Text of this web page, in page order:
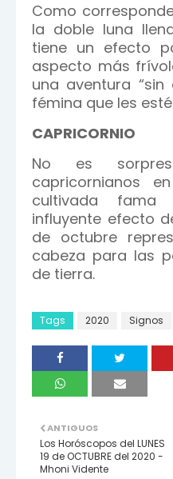
Como
la doble luna
tiene un efecto
aspecto más
una aventura “sin
fémina que les
CAPRICORNIO
No es
capricornianos
cultivada fama
influyente efecto
de octubre
cabeza para las
de tierra.
Tags 2020 Signos
ANTIGUOS
Los Horóscopos del LUNES
19 de OCTUBRE del 2020 -
Mhoni Vidente